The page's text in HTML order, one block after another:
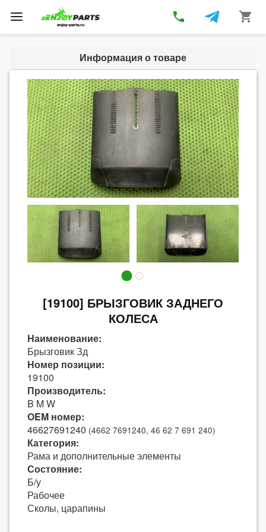
Toggle
navigation
phone shopping_cart
Информация о товаре
[19100] БРЫЗГОВИК ЗАДНЕГО
КОЛЕСА
Наименование:
Брызговик Зд
Номер позиции:
19100
Производитель:
B M W
OEM номер:
46627691240 (4662 7691240, 46 62 7 691 240)
Категория:
Рама и дополнительные элементы
Состояние:
Б/у
Рабочее
Сколы, царапины